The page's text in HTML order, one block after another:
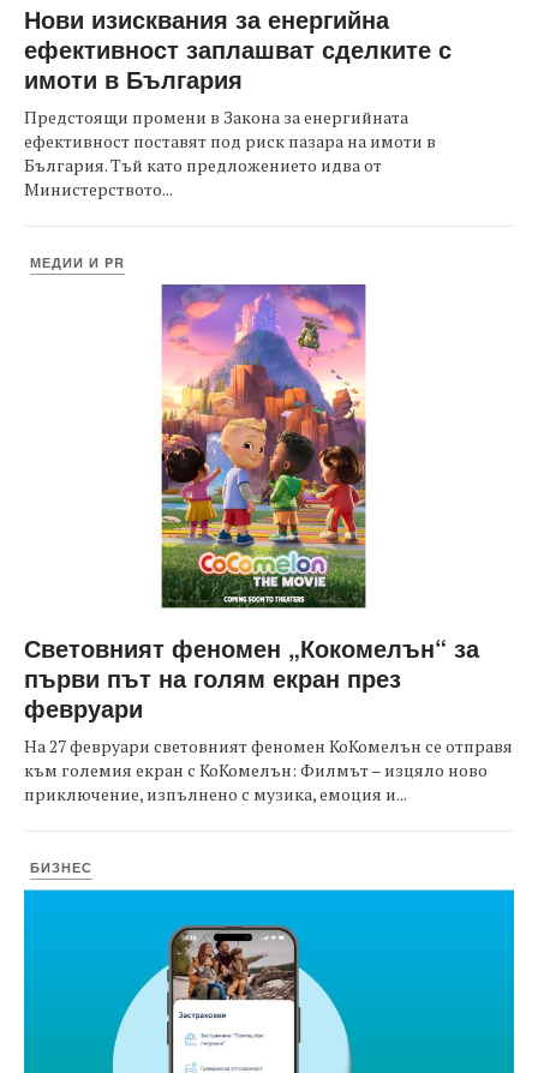
Нови изисквания за енергийна
ефективност заплашват сделките с
имоти в България
Предстоящи промени в Закона за енергийната
ефективност поставят под риск пазара на имоти в
България. Тъй като предложението идва от
Министерството...
МЕДИИ И PR
Световният феномен „Кокомелън“ за
първи път на голям екран през
февруари
На 27 февруари световният феномен КоКомелън се отправя
към големия екран с КоКомелън: Филмът – изцяло ново
приключение, изпълнено с музика, емоция и...
БИЗНЕС